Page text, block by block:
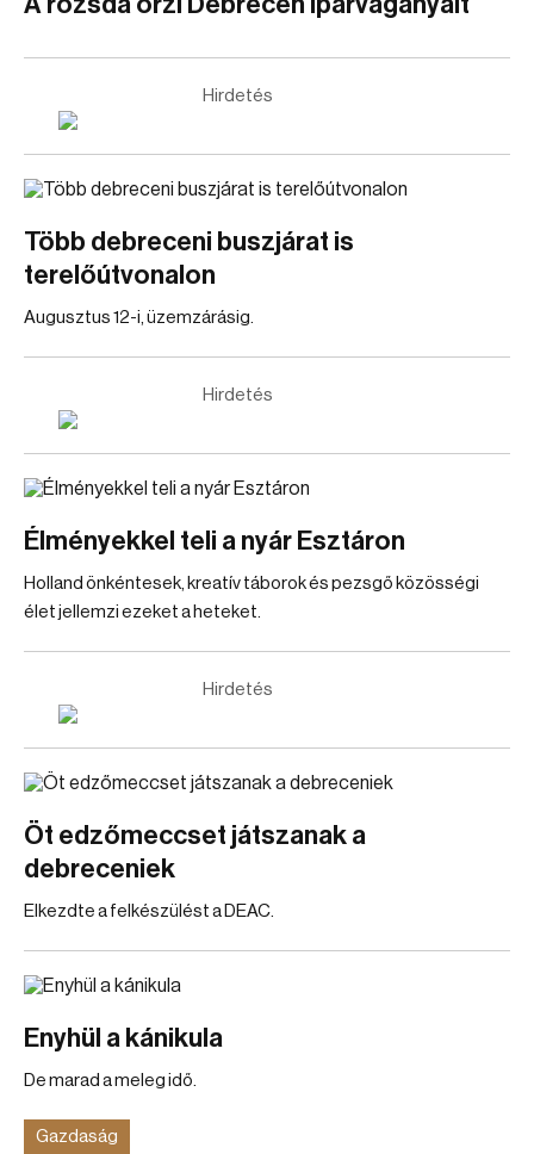
Hirdetés
Több debreceni buszjárat is
terelőútvonalon
Augusztus 12-i, üzemzárásig.
Hirdetés
Élményekkel teli a nyár Esztáron
Holland önkéntesek, kreatív táborok és pezsgő közösségi
élet jellemzi ezeket a heteket.
Hirdetés
Öt edzőmeccset játszanak a
debreceniek
Elkezdte a felkészülést a DEAC.
Enyhül a kánikula
De marad a meleg idő.
Gazdaság